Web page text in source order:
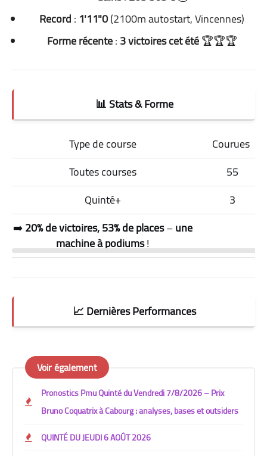
Record: 1'11"0(2100m autostart, Vincennes)
Forme récente:3 victoires cet été🏆🏆🏆
📊 Stats & Forme
Type de course
Courues
Toutes courses
55
Quinté+
3
➡️20% de victoires, 53% de places–une
machine à podiums!
📈 Dernières Performances
Voir également
Pronostics Pmu Quinté du Vendredi 7/8/2026 – Prix
Bruno Coquatrix à Cabourg : analyses, bases et outsiders
QUINTÉ DU JEUDI 6 AOÛT 2026